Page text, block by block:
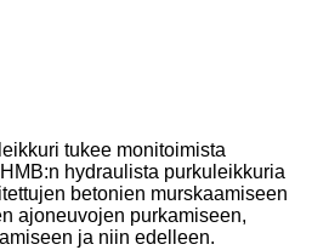
tukee monitoimista
hydraulista purkuleikkuria
betonien murskaamiseen
ajoneuvojen purkamiseen,
ja niin edelleen.